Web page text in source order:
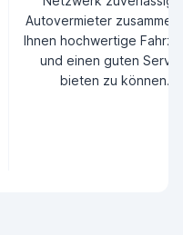
Autovermieter
Ihnen hochwertige
und einen guten
bieten zu können.